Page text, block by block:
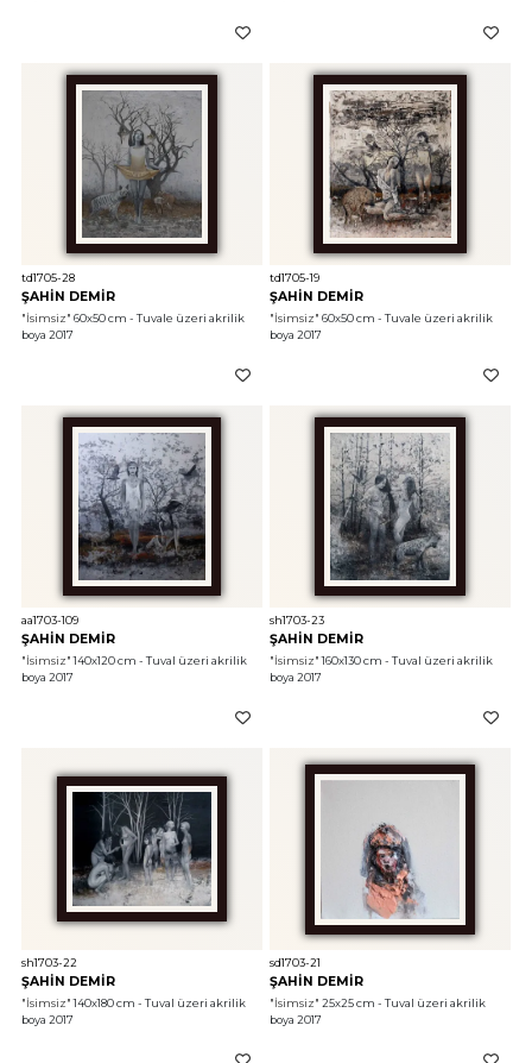
td1705-28
ŞAHİN DEMİR
"İsimsiz" 60x50 cm - Tuvale üzeri akrilik
boya 2017
td1705-19
ŞAHİN DEMİR
"İsimsiz" 60x50 cm - Tuvale üzeri akrilik
boya 2017
aa1703-109
ŞAHİN DEMİR
"İsimsiz" 140x120 cm - Tuval üzeri akrilik
boya 2017
sh1703-23
ŞAHİN DEMİR
"İsimsiz" 160x130 cm - Tuval üzeri akrilik
boya 2017
sh1703-22
ŞAHİN DEMİR
"İsimsiz" 140x180 cm - Tuval üzeri akrilik
boya 2017
sd1703-21
ŞAHİN DEMİR
"İsimsiz" 25x25 cm - Tuval üzeri akrilik
boya 2017